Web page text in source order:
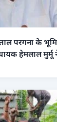
परगना के भूमि
हेमलाल